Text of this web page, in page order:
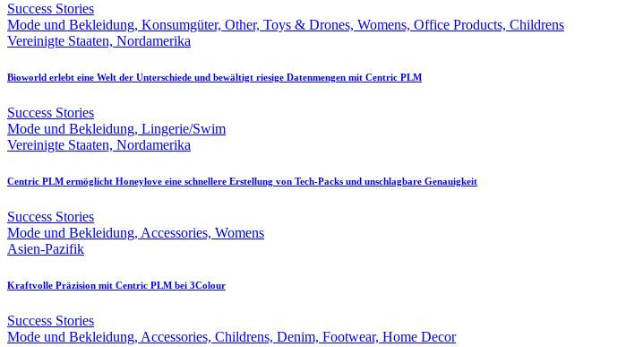
Success Stories
Mode und Bekleidung, Konsumgüter, Other, Toys & Drones, Womens, Office Products, Childrens
Vereinigte Staaten, Nordamerika
Bioworld erlebt eine Welt der Unterschiede und bewältigt riesige Datenmengen mit Centric PLM
Success Stories
Mode und Bekleidung, Lingerie/Swim
Vereinigte Staaten, Nordamerika
Centric PLM ermöglicht Honeylove eine schnellere Erstellung von Tech-Packs und unschlagbare Genauigkeit
Success Stories
Mode und Bekleidung, Accessories, Womens
Asien-Pazifik
Kraftvolle Präzision mit Centric PLM bei 3Colour
Success Stories
Mode und Bekleidung, Accessories, Childrens, Denim, Footwear, Home Decor